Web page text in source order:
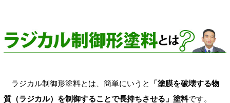
ラジカル制御形塗料とは、簡単にいうと
「塗膜を破壊する物
質（ラジカル）を制御することで長持ちさせる」塗料です。